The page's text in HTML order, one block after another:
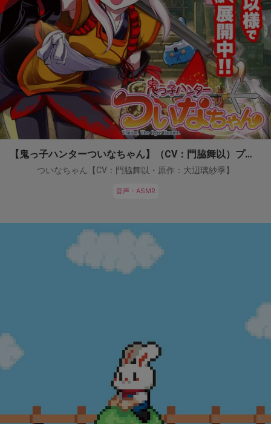
【鬼っ子ハンターついなちゃん】（CV：門脇舞以）プロジェクト！
ついなちゃん【CV：門脇舞以・原作：大辺璃紗季】
音声・ASMR